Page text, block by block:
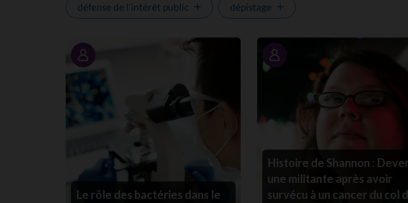
défense de l’intérêt public dépistage
Portrait
Le rôle des bactéries dans le
Portrait
Histoire de Shannon :
une militante après avoir
survécu à un cancer du col